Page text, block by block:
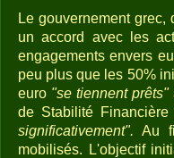
Le gouvernement
un accord avec les
engagements envers
peu plus que les 50%
euro "se tiennent prêts"
de Stabilité
significativement". Au
mobilisés. L'objectif